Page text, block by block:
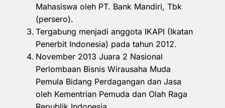
Mahasiswa oleh PT. Bank Mandiri, Tbk
(persero).
Tergabung menjadi anggota IKAPI (Ikatan
Penerbit Indonesia) pada tahun 2012.
November 2013 Juara 2 Nasional
Perlombaan Bisnis Wirausaha Muda
Pemula Bidang Perdagangan dan Jasa
oleh Kementrian Pemuda dan Olah Raga